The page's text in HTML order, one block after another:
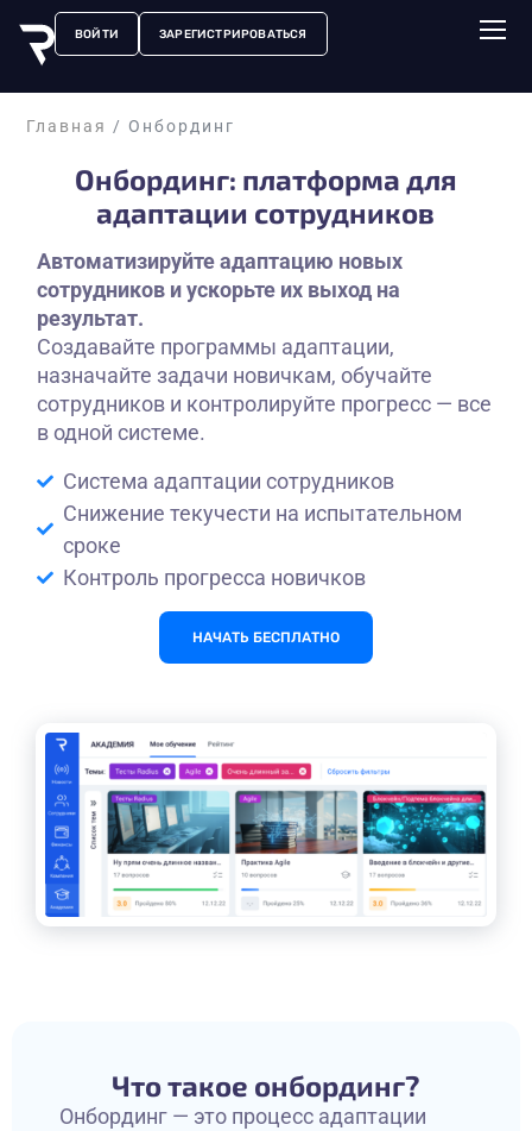
ВОЙТИ ЗАРЕГИСТРИРОВАТЬСЯ
Главная / Онбординг
Онбординг: платформа для
адаптации сотрудников
Автоматизируйте адаптацию новых
сотрудников и ускорьте их выход на
результат.
Создавайте программы адаптации,
назначайте задачи новичкам, обучайте
сотрудников и контролируйте прогресс — все
в одной системе.
Система адаптации сотрудников
Снижение текучести на испытательном
сроке
Контроль прогресса новичков
НАЧАТЬ БЕСПЛАТНО
Что такое онбординг?
Онбординг — это процесс адаптации